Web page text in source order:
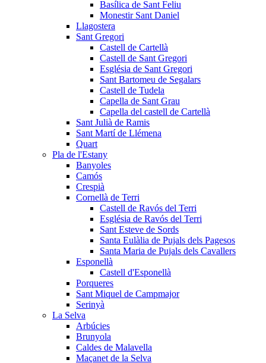
Basílica de Sant Feliu
Monestir Sant Daniel
Llagostera
Sant Gregori
Castell de Cartellà
Castell de Sant Gregori
Església de Sant Gregori
Sant Bartomeu de Segalars
Castell de Tudela
Capella de Sant Grau
Capella del castell de Cartellà
Sant Julià de Ramis
Sant Martí de Llémena
Quart
Pla de l'Estany
Banyoles
Camós
Crespià
Cornellà de Terri
Castell de Ravós del Terri
Església de Ravós del Terri
Sant Esteve de Sords
Santa Eulàlia de Pujals dels Pagesos
Santa Maria de Pujals dels Cavallers
Esponellà
Castell d'Esponellà
Porqueres
Sant Miquel de Campmajor
Serinyà
La Selva
Arbúcies
Brunyola
Caldes de Malavella
Maçanet de la Selva